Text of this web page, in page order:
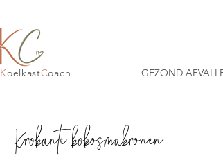
GEZOND
KoelkastCoach
Krokante kokosmakronen